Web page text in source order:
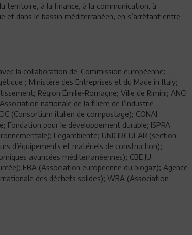
territoire, à la finance, à la communication, à
et dans le bassin méditerranéen, en s’arrêtant entre
la collaboration de: Commission européenne;
; Ministère des Entreprises et du Made in Italy;
Région Émilie-Romagne; Ville de Rimini; ANCI
nationale de la filière de l’industrie
(Consortium italien de compostage); CONAI
Fondation pour le développement durable; ISPRA
Legambiente; UNICIRCULAR (section
d’équipements et matériels de construction);
avancées méditerranéennes); CBE JU
EBA (Association européenne du biogaz); Agence
des déchets solides); WBA (Association